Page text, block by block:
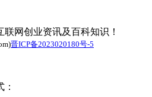
网创业资讯及百科知识！
晋ICP备2023020180号-5